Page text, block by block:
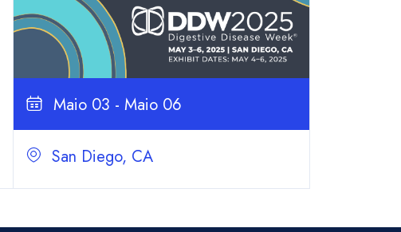
Maio 03 - Maio 06
San Diego, CA